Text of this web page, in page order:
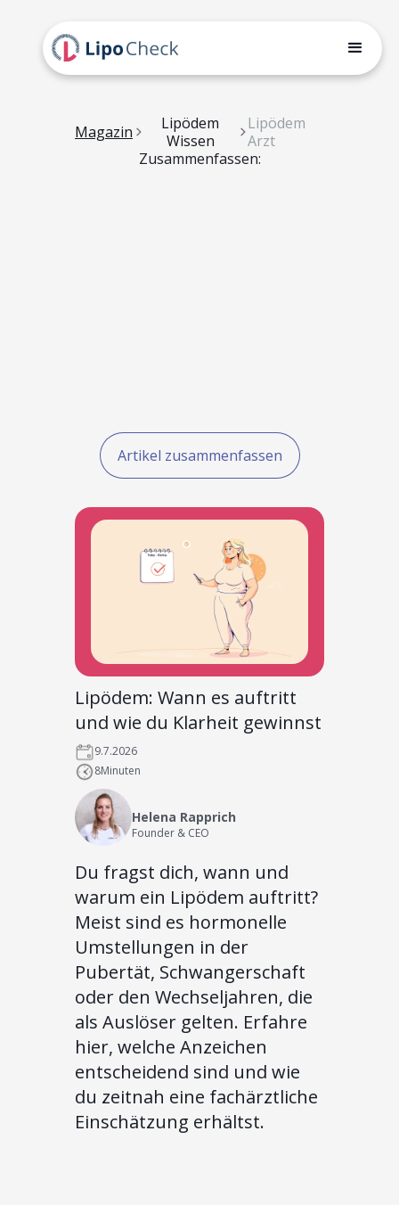
Magazin
Lipödem
Wissen
Lipödem
Arzt
Zusammenfassen:
Artikel zusammenfassen
Lipödem: Wann es auftritt
und wie du Klarheit gewinnst
9.7.2026
8Minuten
Helena Rapprich
Founder & CEO
Du fragst dich, wann und
warum ein Lipödem auftritt?
Meist sind es hormonelle
Umstellungen in der
Pubertät, Schwangerschaft
oder den Wechseljahren, die
als Auslöser gelten. Erfahre
hier, welche Anzeichen
entscheidend sind und wie
du zeitnah eine fachärztliche
Einschätzung erhältst.